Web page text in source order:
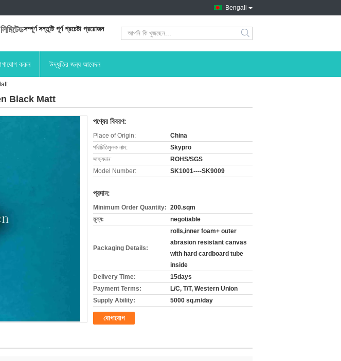
Bengali
সম্পূর্ণ সন্তুষ্টি পূর্ণ প্রচেষ্টা প্রয়োজন
search
করুন উদ্ধৃতির জন্য আবেদন
Black Matt
পণ্যের বিবরণ:
Place of Origin:
China
পরিচিতিমুলক নাম:
Skypro
সাক্ষ্যদান:
ROHS/SGS
Model Number:
SK1001----SK9009
প্রদান:
Minimum Order Quantity: 200.sqm
মূল্য:
negotiable
Packaging Details:
rolls,inner foam+ outer
abrasion resistant canvas
with hard cardboard tube
inside
Delivery Time:
15days
Payment Terms:
L/C, T/T, Western Union
Supply Ability:
5000 sq.m/day
যোগাযোগ